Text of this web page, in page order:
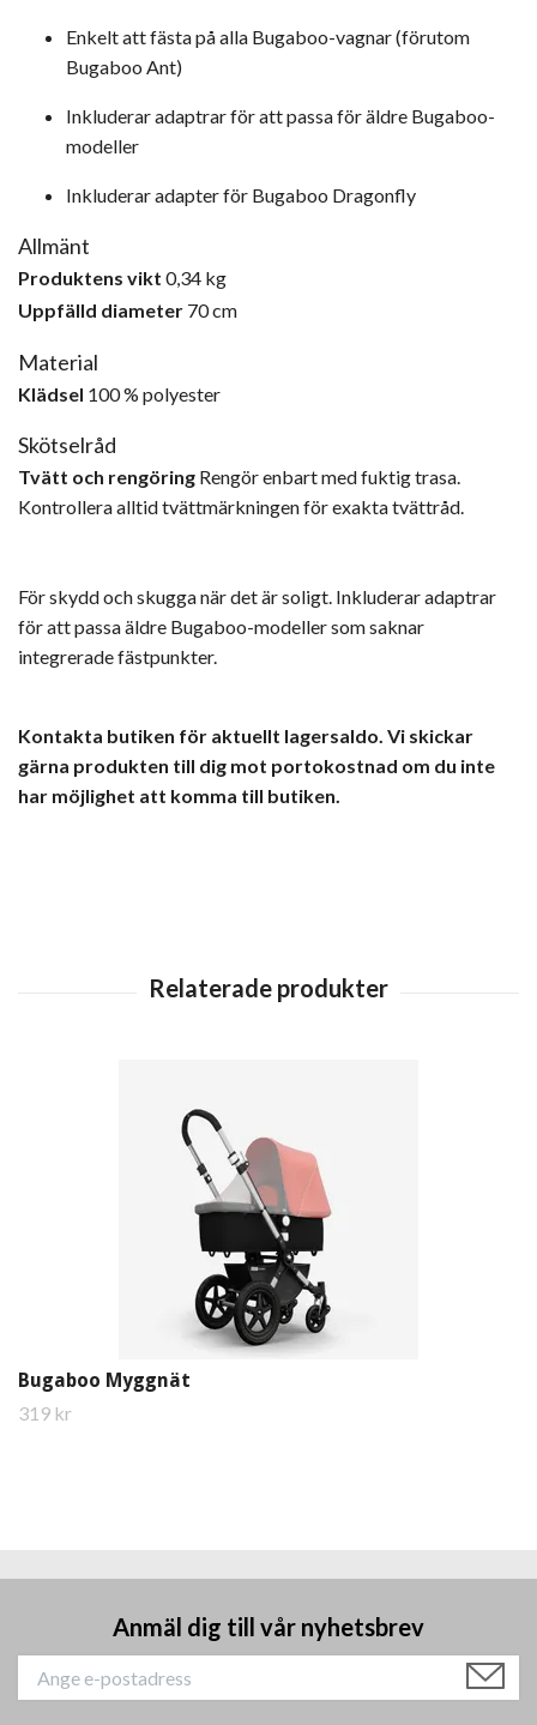
Enkelt att fästa på alla Bugaboo-vagnar (förutom
Bugaboo Ant)
Inkluderar adaptrar för att passa för äldre Bugaboo-
modeller
Inkluderar adapter för Bugaboo Dragonfly
Allmänt
Produktens vikt 0,34 kg
Uppfälld diameter 70 cm
Material
Klädsel 100 % polyester
Skötselråd
Tvätt och rengöring Rengör enbart med fuktig trasa.
Kontrollera alltid tvättmärkningen för exakta tvättråd.
För skydd och skugga när det är soligt. Inkluderar adaptrar
för att passa äldre Bugaboo-modeller som saknar
integrerade fästpunkter.
Kontakta butiken för aktuellt lagersaldo. Vi skickar
gärna produkten till dig mot portokostnad om du inte
har möjlighet att komma till butiken.
Bugaboo Myggnät
319 kr
Anmäl dig till vår nyhetsbrev